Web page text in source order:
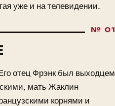
уже и на телевидении.
отец Фрэнк был выходцем
мать Жаклин
корнями и